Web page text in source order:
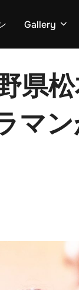
Gallery
県
マ